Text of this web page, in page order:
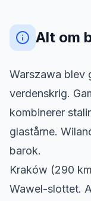
Alt om
Warszawa blev
verdenskrig.
kombinerer
glastårne.
barok.
Kraków (290
Wawel-slottet.